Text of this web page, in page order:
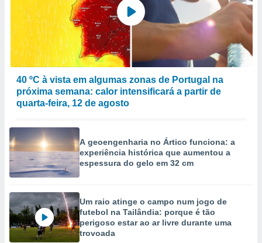
40 ºC à vista em algumas zonas de Portugal na
próxima semana: calor intensificará a partir de
quarta-feira, 12 de agosto
A geoengenharia no Ártico funciona: a
experiência histórica que aumentou a
espessura do gelo em 32 cm
Um raio atinge o campo num jogo de
futebol na Tailândia: porque é tão
perigoso estar ao ar livre durante uma
trovoada